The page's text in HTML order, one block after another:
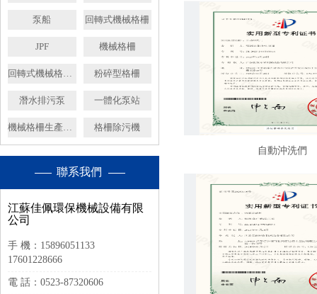
泵船 回轉式機械格柵
JPF 機械格柵
回轉式機械格柵廠家 粉碎型格柵
潛水排污泵 一體化泵站
機械格柵生產廠家 格柵除污機
聯系我們
江蘇佳佩環保機械設備有限
公司
手 機：15896051133
17601228666
電 話：0523-87320606
自動沖洗們